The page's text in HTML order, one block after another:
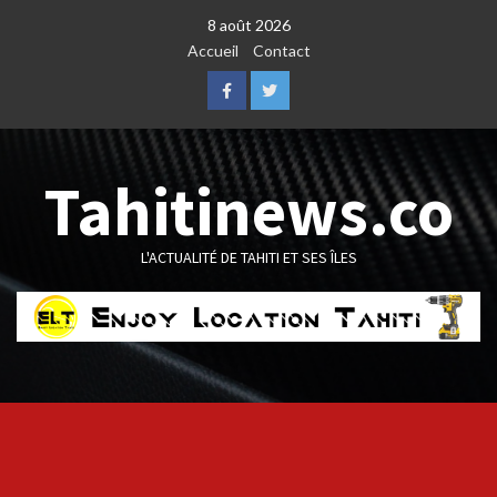
8 août 2026
Accueil
Contact
FacebookTwitter
Tahitinews.co
L'ACTUALITÉ DE TAHITI ET SES ÎLES